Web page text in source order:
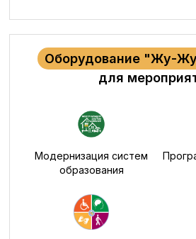
Оборудование "Жу-
для
Модернизация систем
образования